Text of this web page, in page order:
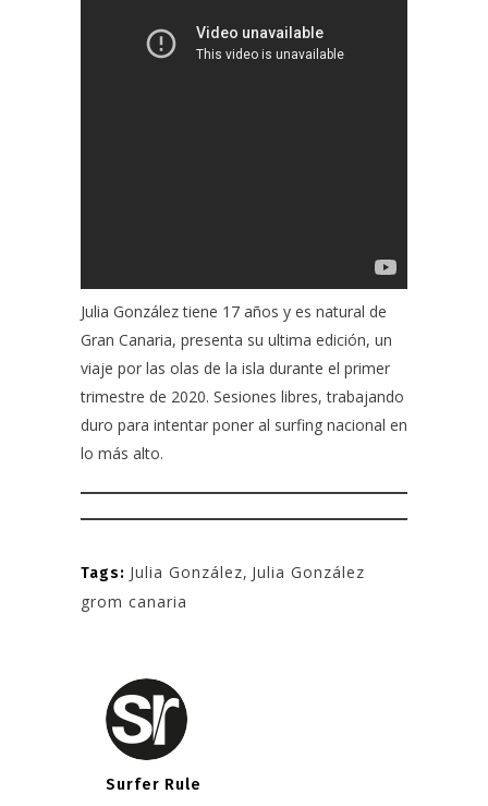
Julia Gonzáleztiene 17 años y es natural de
Gran Canaria, presenta su ultima edición, un
viaje por las olas de la isla durante el primer
trimestre de 2020. Sesiones libres, trabajando
duro para intentar poner al surfing nacional en
lo más alto.
Tags: Julia González, Julia González
grom canaria
Surfer Rule